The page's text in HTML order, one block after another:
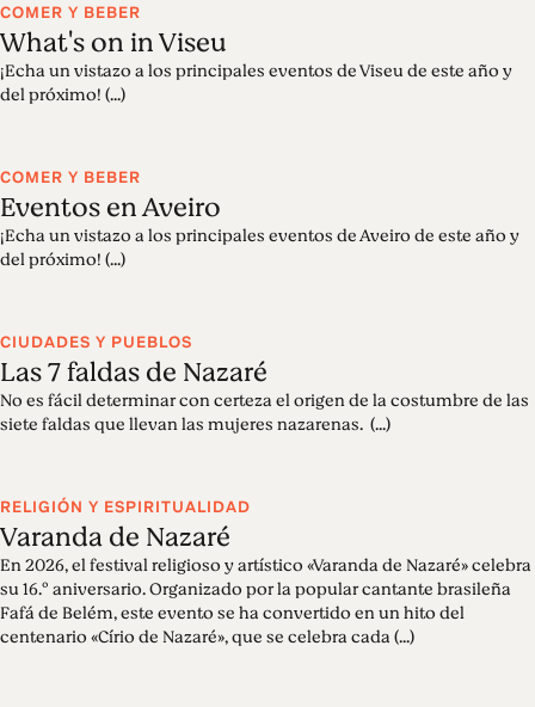
COMER Y BEBER
What's on in Viseu
¡Echa un vistazo a los principales eventos de Viseu de este año y
del próximo! (...)
COMER Y BEBER
Eventos en Aveiro
¡Echa un vistazo a los principales eventos de Aveiro de este año y
del próximo! (...)
CIUDADES Y PUEBLOS
Las 7 faldas de Nazaré
No es fácil determinar con certeza el origen de la costumbre de las
siete faldas que llevan las mujeres nazarenas. (...)
RELIGIÓN Y ESPIRITUALIDAD
Varanda de Nazaré
En 2026, el festival religioso y artístico «Varanda de Nazaré» celebra
su 16.º aniversario. Organizado por la popular cantante brasileña
Fafá de Belém, este evento se ha convertido en un hito del
centenario «Círio de Nazaré», que se celebra cada (...)